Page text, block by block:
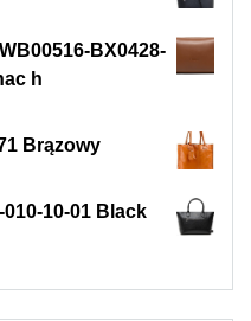
BX0428-
h
Brązowy
10-01 Black